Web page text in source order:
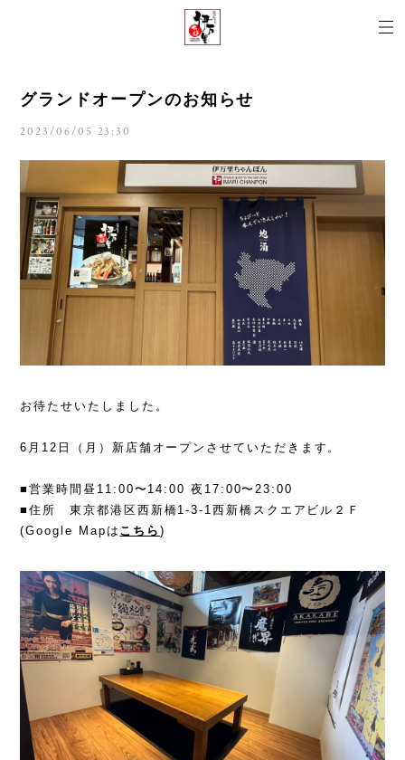
グランドオープンのお知らせ
2023/06/05 23:30
お待たせいたしました。
6月12日（月）新店舗オープンさせていただきます。
■営業時間昼11:00〜14:00 夜17:00〜23:00
■住所 東京都港区西新橋1-3-1西新橋スクエアビル２Ｆ
(Google Mapは こちら)